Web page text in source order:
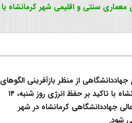
معماری سنتی و اقلیمی شهر کرمانشاه با
از منظر بازآفرینی الگوهای
معماری سنتی و اقلیمی شهر کرمانشاه با تاکید بر حفظ انرژی روز شنبه، ۱۴
عالی جهاددانشگاهی کرمانشاه در شهر
شود.